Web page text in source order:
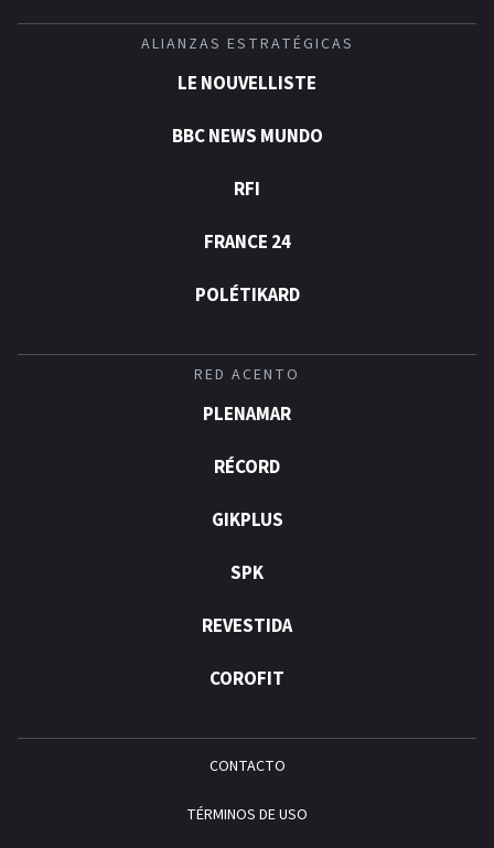
ALIANZAS ESTRATÉGICAS
LE NOUVELLISTE
BBC NEWS MUNDO
RFI
FRANCE 24
POLÉTIKARD
RED ACENTO
PLENAMAR
RÉCORD
GIKPLUS
SPK
REVESTIDA
COROFIT
CONTACTO
TÉRMINOS DE USO